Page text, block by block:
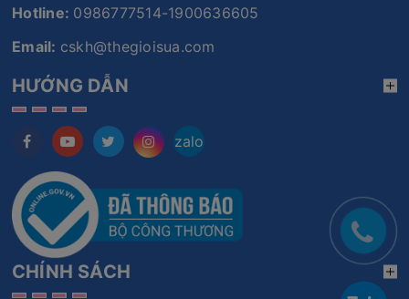
Hotline: 0986777514-1900636605
Email: cskh@thegioisua.com
HƯỚNG DẪN
zalo
CHÍNH SÁCH